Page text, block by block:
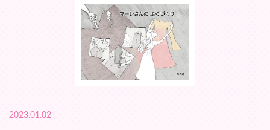
2023.01.02